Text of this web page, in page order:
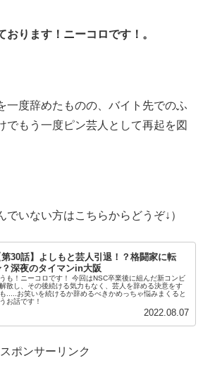
おります！ニーコロです！。
一度辞めたものの、バイト先でのふ
でもう一度ピン芸人として再起を図
でいない方はこちらからどうぞ↓）
第30話】よしもと芸人引退！？格闘家に転
深夜のタイマンin大阪
も！ニーコロです！ 今回はNSC卒業後に組んだ新コンビ
散し、その後続ける気力もなく、芸人を辞める決意をす
.....お笑いを続けるか辞めるべきかめっちゃ悩みまくると
お話です！
2022.08.07
スポンサーリンク